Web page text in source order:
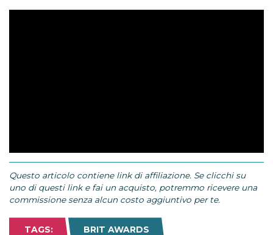
Questo articolo contiene link di affiliazione. Se clicchi su
uno di questi link e fai un acquisto, potremmo ricevere una
commissione senza alcun costo aggiuntivo per te.
TAGS: BRIT AWARDS